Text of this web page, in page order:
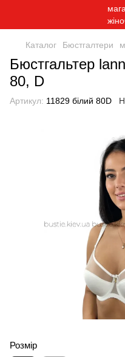
Каталог Бюстгалтери
Бюстгальтер
80, D
Артикул: 11829 білий 80D
Розмір